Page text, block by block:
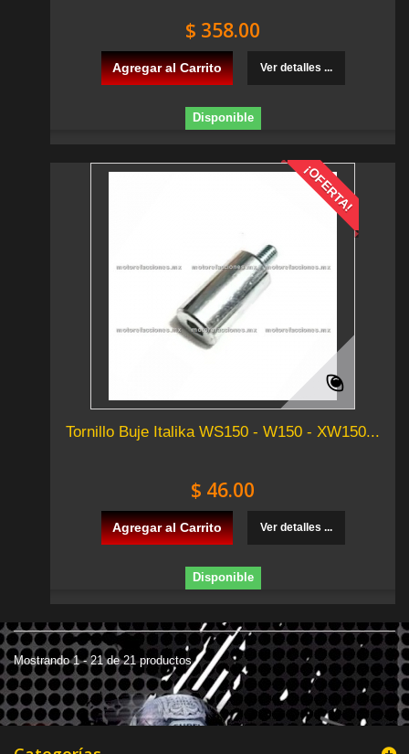
$ 358.00
Agregar al Carrito Ver detalles ...
Disponible
¡OFERTA!
Tornillo Buje Italika WS150 - W150 - XW150...
$ 46.00
Agregar al Carrito Ver detalles ...
Disponible
Mostrando 1 - 21 de 21 productos